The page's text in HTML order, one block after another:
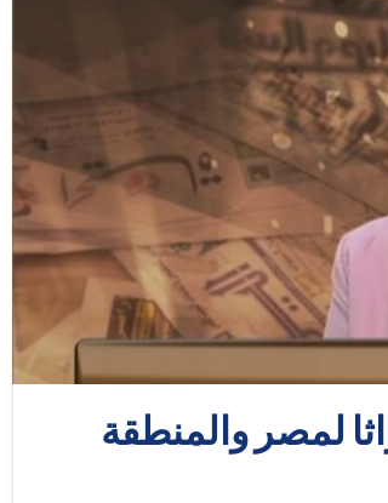
لمصر والمنطقة